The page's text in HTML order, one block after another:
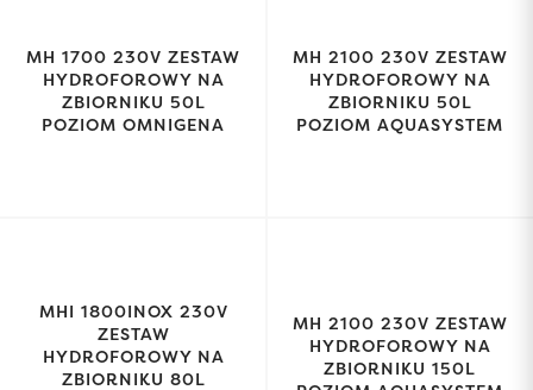
MH 1700 230V ZESTAW
HYDROFOROWY NA
ZBIORNIKU 50L
POZIOM OMNIGENA
MH 2100 230V ZESTAW
HYDROFOROWY NA
ZBIORNIKU 50L
POZIOM AQUASYSTEM
MHI 1800INOX 230V
ZESTAW
HYDROFOROWY NA
ZBIORNIKU 80L
MH 2100 230V ZESTAW
HYDROFOROWY NA
ZBIORNIKU 150L